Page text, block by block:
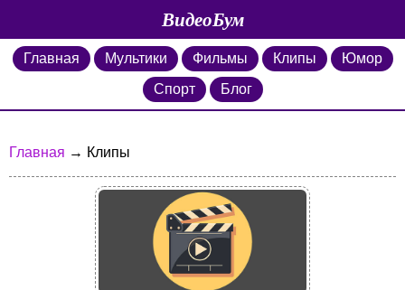
ВидеоБум
Главная Мультики Фильмы Клипы
Юмор
Спорт
Блог
Главная → Клипы